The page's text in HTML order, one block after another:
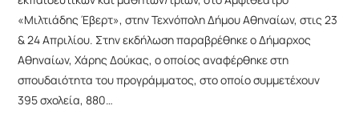
«Μιλτιάδης Έβερτ», στην Τεχνόπολη Δήμου Αθηναίων, στις 23
& 24 Απριλίου. Στην εκδήλωση παραβρέθηκε ο Δήμαρχος
Αθηναίων, Χάρης Δούκας, ο οποίος αναφέρθηκε στη
σπουδαιότητα του προγράμματος, στο οποίο συμμετέχουν
395 σχολεία, 880…